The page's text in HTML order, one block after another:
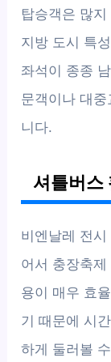
탑승객은 많
지방 도시 특
좌석이 종종
문객이나 대
니다.
셔틀버스
비엔날레 전
어서 충장축
용이 매우 효
기 때문에 시
하게 둘러볼